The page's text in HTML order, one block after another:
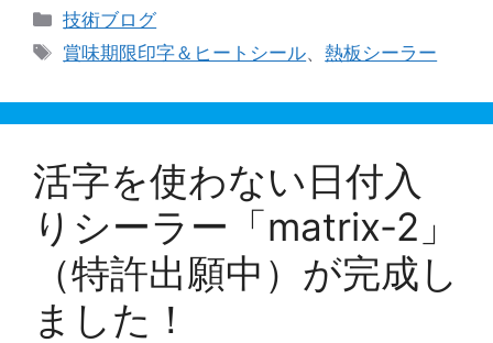
カ
テ
ゴ
リ
ー
技術ブログ
タ
賞味期限印字＆ヒートシール、熱板シーラー
活字を使わない日付入
りシーラー「matrix-2」
（特許出願中）が完成し
ました！